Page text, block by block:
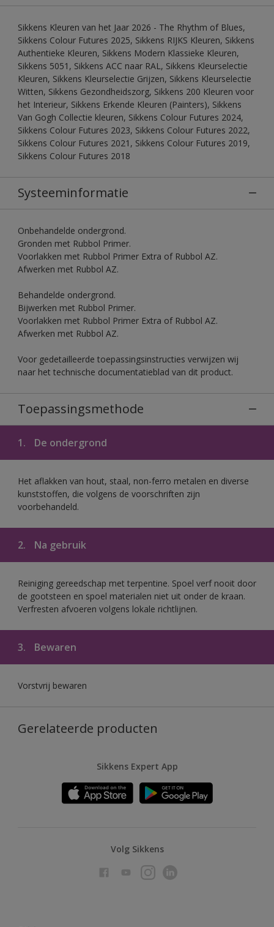
Sikkens Kleuren van het Jaar 2026 - The Rhythm of Blues,
Sikkens Colour Futures 2025, Sikkens RIJKS Kleuren, Sikkens
Authentieke Kleuren, Sikkens Modern Klassieke Kleuren,
Sikkens 5051, Sikkens ACC naar RAL, Sikkens Kleurselectie
Kleuren, Sikkens Kleurselectie Grijzen, Sikkens Kleurselectie
Witten, Sikkens Gezondheidszorg, Sikkens 200 Kleuren voor
het Interieur, Sikkens Erkende Kleuren (Painters), Sikkens
Van Gogh Collectie kleuren, Sikkens Colour Futures 2024,
Sikkens Colour Futures 2023, Sikkens Colour Futures 2022,
Sikkens Colour Futures 2021, Sikkens Colour Futures 2019,
Sikkens Colour Futures 2018
Systeeminformatie
Onbehandelde ondergrond.
Gronden met Rubbol Primer.
Voorlakken met Rubbol Primer Extra of Rubbol AZ.
Afwerken met Rubbol AZ.
Behandelde ondergrond.
Bijwerken met Rubbol Primer.
Voorlakken met Rubbol Primer Extra of Rubbol AZ.
Afwerken met Rubbol AZ.
Voor gedetailleerde toepassingsinstructies verwijzen wij
naar het technische documentatieblad van dit product.
Toepassingsmethode
1. De ondergrond
Het aflakken van hout, staal, non-ferro metalen en diverse
kunststoffen, die volgens de voorschriften zijn
voorbehandeld.
2. Na gebruik
Reiniging gereedschap met terpentine. Spoel verf nooit door
de gootsteen en spoel materialen niet uit onder de kraan.
Verfresten afvoeren volgens lokale richtlijnen.
3. Bewaren
Vorstvrij bewaren
Gerelateerde producten
Sikkens Expert App
Volg Sikkens